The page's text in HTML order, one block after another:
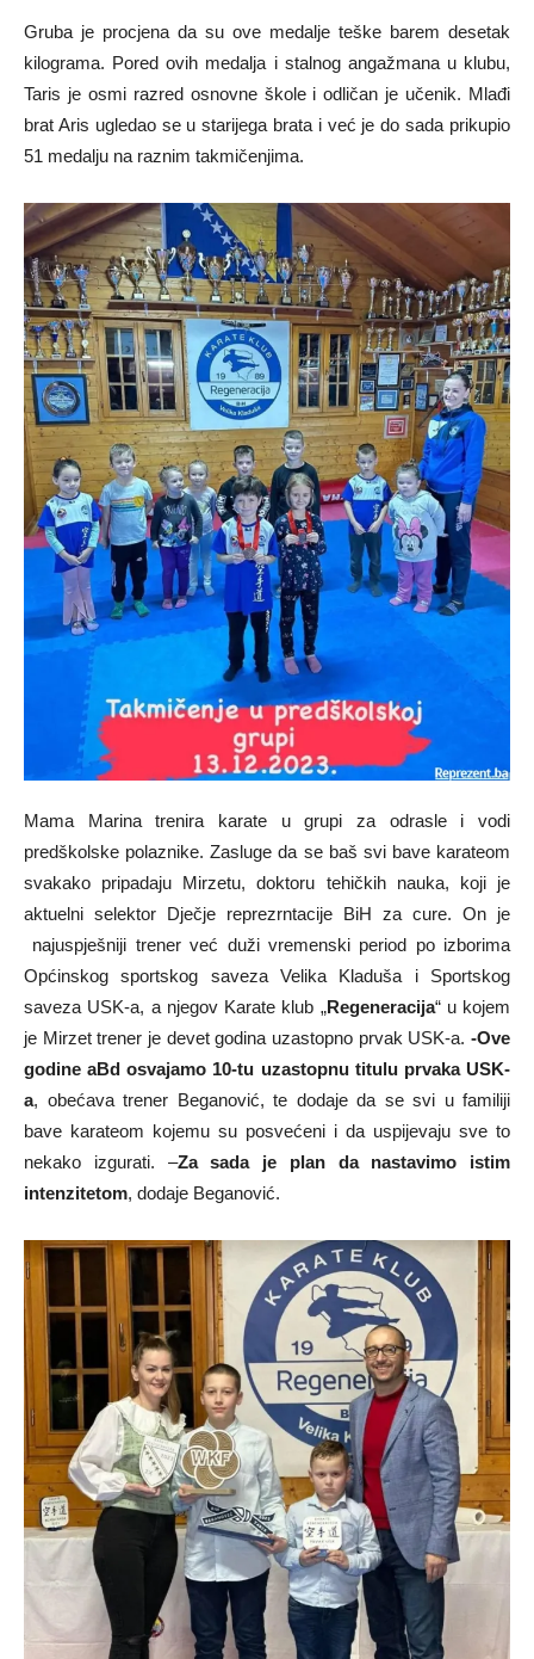
Gruba je procjena da su ove medalje teške barem desetak
kilograma. Pored ovih medalja i stalnog angažmana u klubu,
Taris je osmi razred osnovne škole i odličan je učenik. Mlađi
brat Aris ugledao se u starijega brata i već je do sada prikupio
51 medalju na raznim takmičenjima.
Mama Marina trenira karate u grupi za odrasle i vodi
predškolske polaznike. Zasluge da se baš svi bave karateom
svakako pripadaju Mirzetu, doktoru tehičkih nauka, koji je
aktuelni selektor Dječje reprezrntacije BiH za cure. On je
najuspješniji trener već duži vremenski period po izborima
Općinskog sportskog saveza Velika Kladuša i Sportskog
saveza USK-a, a njegov Karate klub „Regeneracija“ u kojem
je Mirzet trener je devet godina uzastopno prvak USK-a. -Ove
godine aBd osvajamo 10-tu uzastopnu titulu prvaka USK-
a, obećava trener Beganović, te dodaje da se svi u familiji
bave karateom kojemu su posvećeni i da uspijevaju sve to
nekako izgurati. –Za sada je plan da nastavimo istim
intenzitetom, dodaje Beganović.